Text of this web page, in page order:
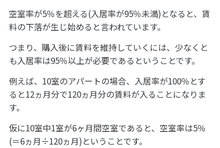
空室率が5％を超える(入居率が95％未満)となると、賃
料の下落が生じ始めると言われています。
つまり、購入後に賃料を維持していくには、少なくと
も入居率は95％以上が必要であるということです。
例えば、10室のアパートの場合、入居率が100％とす
ると12ヵ月分で120ヵ月分の賃料が入ることになりま
す。
仮に10室中1室が6ヶ月間空室であると、空室率は5％
(＝6ヵ月÷120ヵ月)ということです。